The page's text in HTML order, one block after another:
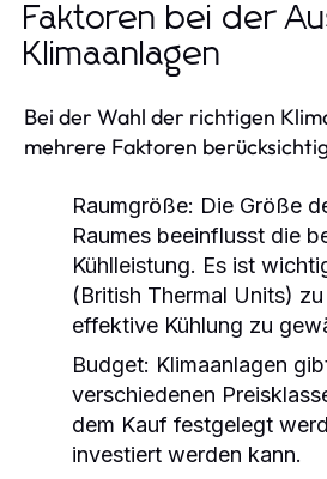
Faktoren bei der
Klimaanlagen
Bei der Wahl der richtigen
mehrere Faktoren
Raumgröße: Die Größe
Raumes beeinflusst die
Kühlleistung. Es ist
(British Thermal Units)
effektive Kühlung zu
Budget: Klimaanlagen
verschiedenen
dem Kauf festgelegt
investiert werden kann.